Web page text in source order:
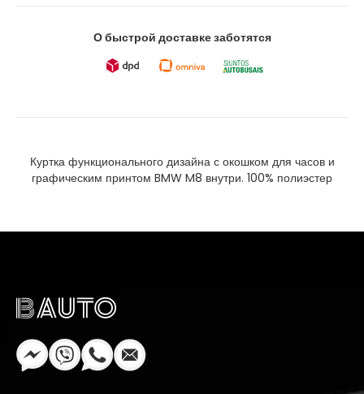
О быстрой доставке заботятся
Куртка функционального дизайна с окошком для часов и
графическим принтом BMW M8 внутри. 100% полиэстер